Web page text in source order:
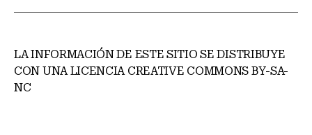
LA INFORMACIÓN DE ESTE SITIO SE DISTRIBUYE
CON UNA LICENCIA CREATIVE COMMONS BY-SA-
NC